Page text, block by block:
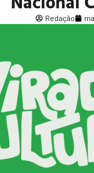
Redação